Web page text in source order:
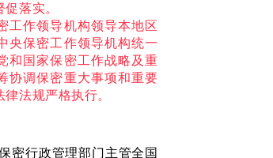
促落实。
工作领导机构领导本地区
央保密工作领导机构统一
和国家保密工作战略及重
协调保密重大事项和重要
法规严格执行。
密行政管理部门主管全国